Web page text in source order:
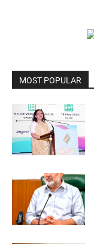
MOST POPULAR